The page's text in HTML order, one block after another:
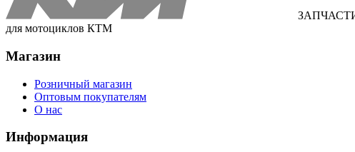
для мотоциклов КТМ
Магазин
Розничный магазин
Оптовым покупателям
О нас
Информация